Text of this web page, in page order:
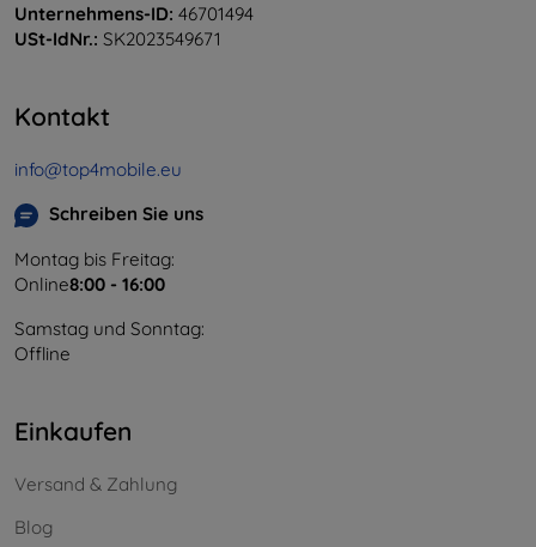
Unternehmens-ID: 46701494
USt-IdNr.: SK2023549671
Kontakt
info@top4mobile.eu
Schreiben Sie uns
Montag bis Freitag:
Online8:00 - 16:00
Samstag und Sonntag:
Offline
Einkaufen
Versand & Zahlung
Blog